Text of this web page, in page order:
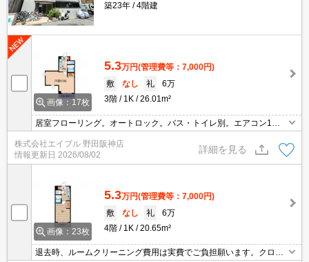
築23年
4階建
画像：17枚
5.3万円(管理費等：7,000円)
敷
なし 礼
6万
3階
1K 26.01m²
居室フローリング。オートロック。バス・トイレ別。エアコン1基
株式会社エイブル 野田阪神店
情報更新日 2026/08/02
詳細を見る
画像：23枚
5.3万円(管理費等：7,000円)
敷
なし 礼
6万
4階
1K 20.65m²
退去時、ルームクリーニング費用は実費でご負担願います。クロー